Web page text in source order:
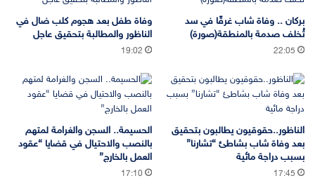
بركان .. وفاة شاب غرقًا في سد
تُخلف صدمة بالمنطقة(صورة)
22:05
وفاة طفل بعد هجوم كلب ضال في
الناظور والمطالبة بتحقيق عاجل
19:02
الناظور..حقوقيون يطالبون بتحقيق
بعد وفاة شاب بشاطئ “تشارنا”
بسبب دراجة مائية
17:45
الحسيمة.. السجن والغرامة لمتهم
بالنصب والاحتيال في قضايا “عقود
العمل بالخارج”
17:10